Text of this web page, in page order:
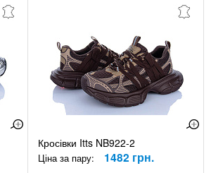
Кросівки Itts NB922-2
Ціна за пару: 1482 грн.